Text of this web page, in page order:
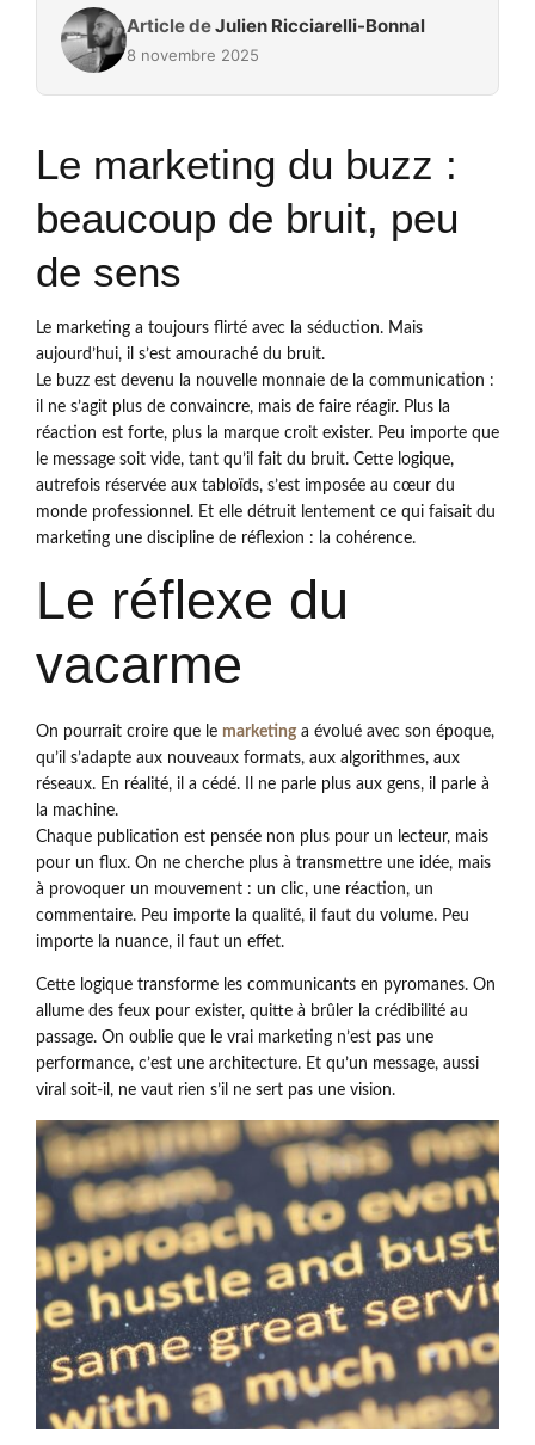
Article deJulien Ricciarelli-Bonnal
8 novembre 2025
Le marketing du buzz :
beaucoup de bruit, peu
de sens
Le marketing a toujours flirté avec la séduction. Mais
aujourd’hui, il s’est amouraché du bruit.
Le buzz est devenu la nouvelle monnaie de la communication :
il ne s’agit plus de convaincre, mais de faire réagir. Plus la
réaction est forte, plus la marque croit exister. Peu importe que
le message soit vide, tant qu’il fait du bruit. Cette logique,
autrefois réservée aux tabloïds, s’est imposée au cœur du
monde professionnel. Et elle détruit lentement ce qui faisait du
marketing une discipline de réflexion : la cohérence.
Le réflexe du
vacarme
On pourrait croire que le marketinga évolué avec son époque,
qu’il s’adapte aux nouveaux formats, aux algorithmes, aux
réseaux. En réalité, il a cédé. Il ne parle plus aux gens, il parle à
la machine.
Chaque publication est pensée non plus pour un lecteur, mais
pour un flux. On ne cherche plus à transmettre une idée, mais
à provoquer un mouvement : un clic, une réaction, un
commentaire. Peu importe la qualité, il faut du volume. Peu
importe la nuance, il faut un effet.
Cette logique transforme les communicants en pyromanes. On
allume des feux pour exister, quitte à brûler la crédibilité au
passage. On oublie que le vrai marketing n’est pas une
performance, c’est une architecture. Et qu’un message, aussi
viral soit-il, ne vaut rien s’il ne sert pas une vision.